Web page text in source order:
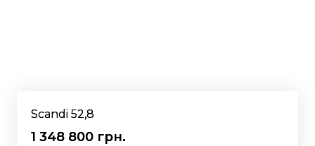
Scandi 52,8
1 348 800 грн.